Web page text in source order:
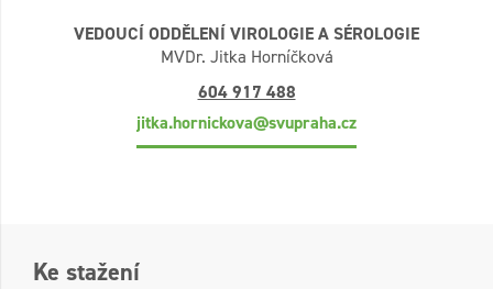
VEDOUCÍ ODDĚLENÍ VIROLOGIE A SÉROLOGIE
MVDr. Jitka Horníčková
604 917 488
jitka.hornickova@svupraha.cz
Ke stažení